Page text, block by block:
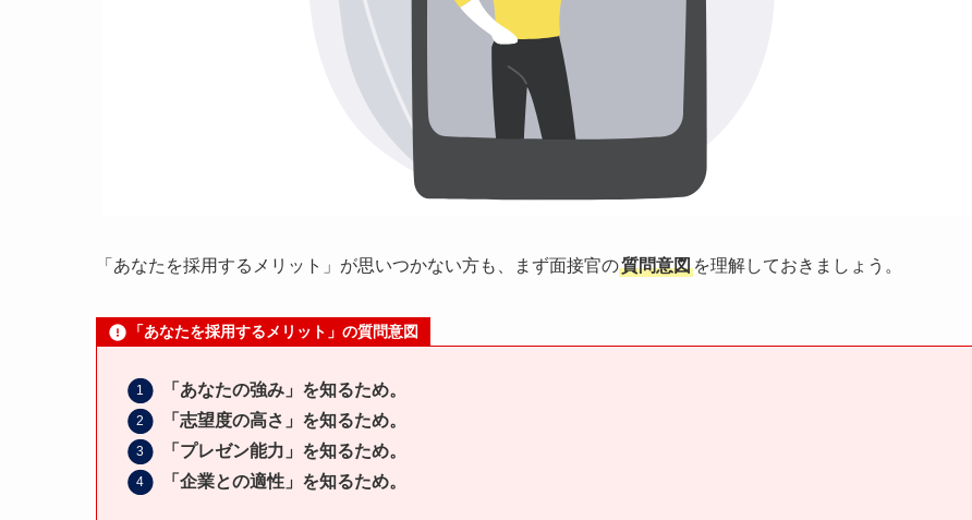
「あなたを採用するメリット」が思いつかない方も、まず面接官の質問意図 を理解しておきましょう。
「あなたを採用するメリット」の質問意図
「あなたの強み」を知るため。
「志望度の高さ」を知るため。
「プレゼン能力」を知るため。
「企業との適性」を知るため。